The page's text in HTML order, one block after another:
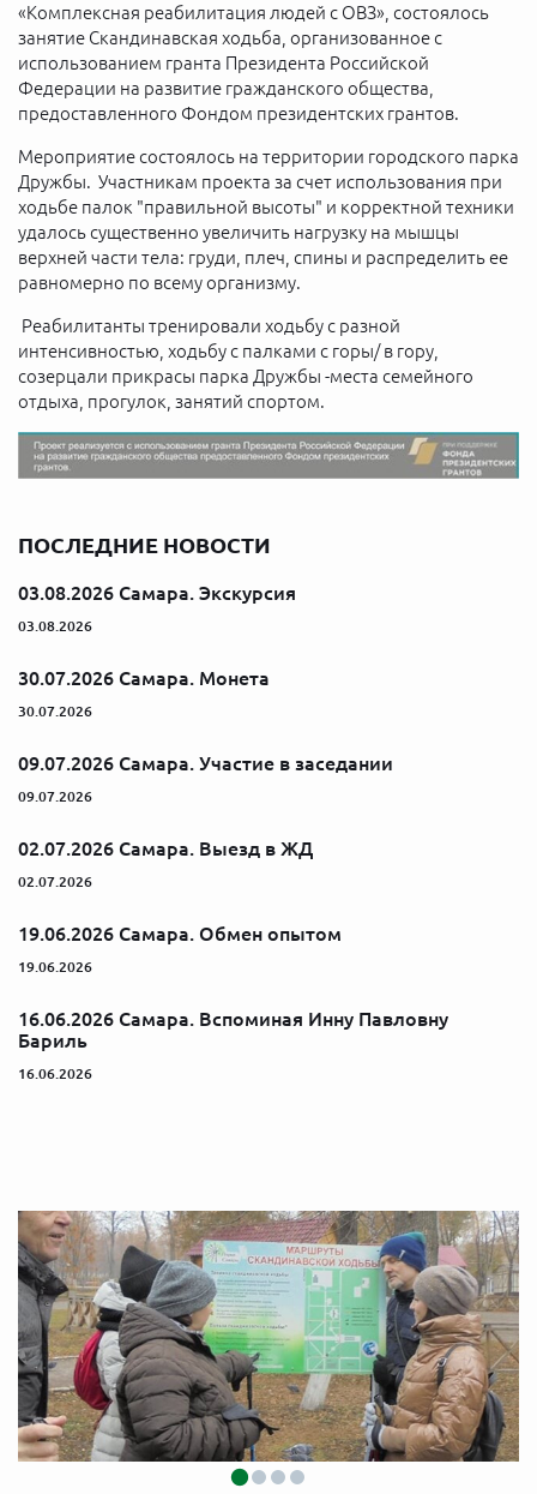
«Комплексная реабилитация людей с ОВЗ», состоялось
занятие Скандинавская ходьба, организованное с
использованием гранта Президента Российской
Федерации на развитие гражданского общества,
предоставленного Фондом президентских грантов.
Мероприятие состоялось на территории городского парка
Дружбы. Участникам проекта за счет использования при
ходьбе палок "правильной высоты" и корректной техники
удалось существенно увеличить нагрузку на мышцы
верхней части тела: груди, плеч, спины и распределить ее
равномерно по всему организму.
Реабилитанты тренировали ходьбу с разной
интенсивностью, ходьбу с палками с горы/ в гору,
созерцали прикрасы парка Дружбы -места семейного
отдыха, прогулок, занятий спортом.
ПОСЛЕДНИЕ НОВОСТИ
03.08.2026 Самара. Экскурсия
03.08.2026
30.07.2026 Самара. Монета
30.07.2026
09.07.2026 Самара. Участие в заседании
09.07.2026
02.07.2026 Самара. Выезд в ЖД
02.07.2026
19.06.2026 Самара. Обмен опытом
19.06.2026
16.06.2026 Самара. Вспоминая Инну Павловну
Бариль
16.06.2026